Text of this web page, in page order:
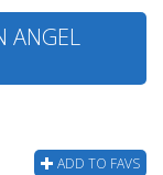
ANGEL
ADD TO FAVS